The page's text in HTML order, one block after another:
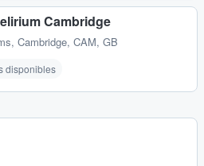
Cambridge
, Cambridge, CAM, GB
disponibles